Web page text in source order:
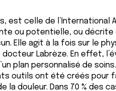
est celle de
ou potentielle, ou
Elle agit à la fois sur le
Labrèze. En effet,
plan personnalisé de
outils ont été créés pour
la douleur. Dans 70 % des